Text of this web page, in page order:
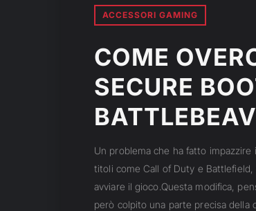
ACCESSORI GAMING
COME
SECURE
Un problema che ha fatto
titoli come Call of Duty e
avviare il gioco.Questa modifica,
però colpito una parte precisa